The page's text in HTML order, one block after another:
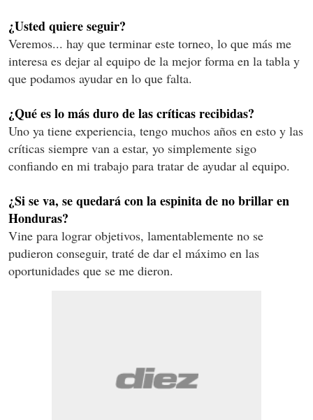
¿Usted quiere seguir?
Veremos... hay que terminar este torneo, lo que más me
interesa es dejar al equipo de la mejor forma en la tabla y
que podamos ayudar en lo que falta.
¿Qué es lo más duro de las críticas recibidas?
Uno ya tiene experiencia, tengo muchos años en esto y las
críticas siempre van a estar, yo simplemente sigo
confiando en mi trabajo para tratar de ayudar al equipo.
¿Si se va, se quedará con la espinita de no brillar en
Honduras?
Vine para lograr objetivos, lamentablemente no se
pudieron conseguir, traté de dar el máximo en las
oportunidades que se me dieron.